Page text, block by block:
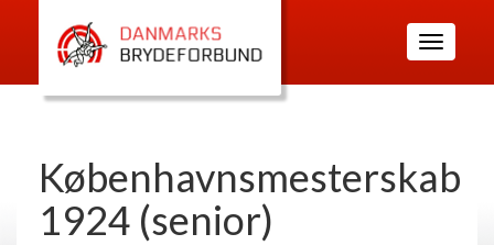
Toggle
navigation
Københavnsmesterskab
1924 (senior)